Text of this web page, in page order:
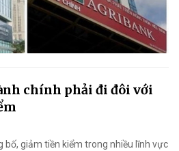
chính phải đi đôi với
bố, giảm tiền kiểm trong nhiều lĩnh vực